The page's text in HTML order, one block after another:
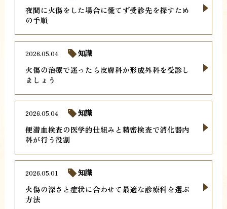
夜間に火傷をした場合に慌てず受診先を探すため
の手順
火傷の治療で迷ったら皮膚科か形成外科を受診し
ましょう
2026.05.04 知識
便潜血検査の医学的仕組みと精密検査で消化器内
科が行う役割
2026.05.04 知識
火傷の深さと症状に合わせて最適な診療科を選ぶ
方法
2026.05.01 知識